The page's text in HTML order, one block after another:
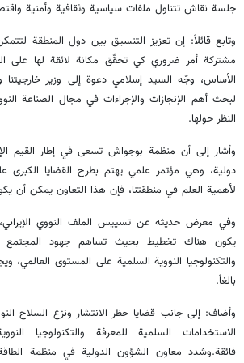
جلسة نقاش تتناول ملفات سياسية وثقافية وأمنية
وتابع قائلاً: إن تعزيز التنسيق بين دول المنطقة
مشتركة أمر ضروري كي تحقّق مكانة لائقة لها على
الأساس، وجّه السيد إسلامي دعوة إلى وزير
لبحث أهم الإنجازات والإجراءات في مجال الصناعة
النظر حولها.
وأشار إلى أن منظمة بوجواش تسعى في إطار القيم
دولية، وهي مؤتمر علمي يهتم بطرح القضايا الكبرى
لأهمية العلم في منطقتنا، فإن هذا التعاون يمكن أن
وفي معرض حديثه عن تسييس الملف النووي
يكون هناك تخطيط بحيث تساهم جهود المجتمع
والتكنولوجيا النووية السلمية على المستوى العالمي،
بالغاً.
وأضاف: إلى جانب قضايا حظر الانتشار ونزع السلاح
الاستخدامات السلمية للمعرفة والتكنولوجيا
فائقة.وشدد معاون الشؤون الدولية في منظمة الطاقة